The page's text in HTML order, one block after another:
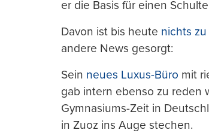
er die Basis für einen
Davon ist bis heute nichts
andere News gesorgt:
Sein neues Luxus-Büro mit
gab intern ebenso zu reden
Gymnasiums-Zeit in
in Zuoz ins Auge stechen.